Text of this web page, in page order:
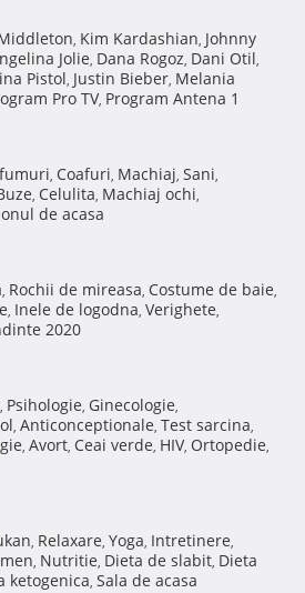
, Kim Kardashian, Johnny
Jolie, Dana Rogoz, Dani Otil,
Pistol, Justin Bieber, Melania
Pro TV, Program Antena 1
, Coafuri, Machiaj, Sani,
, Celulita, Machiaj ochi,
de acasa
, Rochii de mireasa, Costume de baie,
, Inele de logodna, Verighete,
2020
, Psihologie, Ginecologie,
, Anticonceptionale, Test sarcina,
, Avort, Ceai verde, HIV, Ortopedie,
, Relaxare, Yoga, Intretinere,
, Nutritie, Dieta de slabit, Dieta
ketogenica, Sala de acasa